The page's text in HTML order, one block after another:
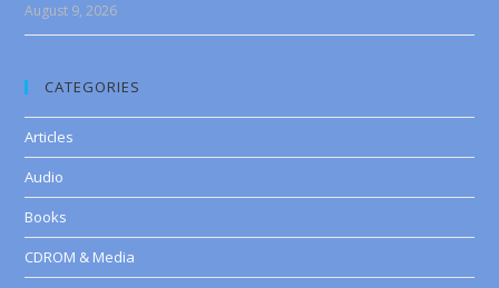
August 9, 2026
CATEGORIES
Articles
Audio
Books
CDROM & Media